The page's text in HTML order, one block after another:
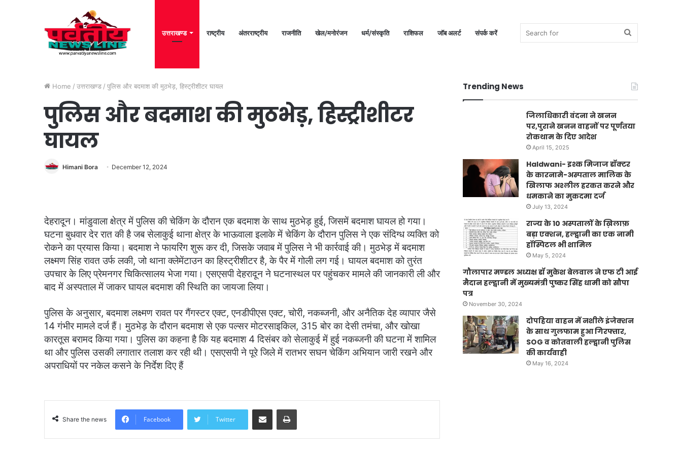
उत्तराखण्ड राष्ट्रीय अंतरराष्ट्रीय राजनीति खेल/मनोरंजन धर्म/संस्कृति राशिफल जॉब अलर्ट संपर्क करें
for
Home / उत्तराखण्ड / पुलिस और बदमाश की मुठभेड़, हिस्ट्रीशीटर घायल
पुलिस और बदमाश की मुठभेड़, हिस्ट्रीशीटर
घायल
Himani Bora December 12, 2024
देहरादून। मांडुवाला क्षेत्र में पुलिस की चेकिंग के दौरान एक बदमाश के साथ मुठभेड़ हुई, जिसमें बदमाश घायल हो गया।
घटना बुधवार देर रात की है जब सेलाकुई थाना क्षेत्र के भाऊवाला इलाके में चेकिंग के दौरान पुलिस ने एक संदिग्ध व्यक्ति को
रोकने का प्रयास किया। बदमाश ने फायरिंग शुरू कर दी, जिसके जवाब में पुलिस ने भी कार्रवाई की। मुठभेड़ में बदमाश
लक्ष्मण सिंह रावत उर्फ लकी, जो थाना क्लेमेंटाउन का हिस्ट्रीशीटर है, के पैर में गोली लग गई। घायल बदमाश को तुरंत
उपचार के लिए प्रेमनगर चिकित्सालय भेजा गया। एसएसपी देहरादून ने घटनास्थल पर पहुंचकर मामले की जानकारी ली और
बाद में अस्पताल में जाकर घायल बदमाश की स्थिति का जायजा लिया।
पुलिस के अनुसार, बदमाश लक्ष्मण रावत पर गैंगस्टर एक्ट, एनडीपीएस एक्ट, चोरी, नकब्जनी, और अनैतिक देह व्यापार जैसे
14 गंभीर मामले दर्ज हैं। मुठभेड़ के दौरान बदमाश से एक पल्सर मोटरसाइकिल, 315 बोर का देसी तमंचा, और खोखा
कारतूस बरामद किया गया। पुलिस का कहना है कि यह बदमाश 4 दिसंबर को सेलाकुई में हुई नकब्जनी की घटना में शामिल
था और पुलिस उसकी लगातार तलाश कर रही थी। एसएसपी ने पूरे जिले में रातभर सघन चेकिंग अभियान जारी रखने और
अपराधियों पर नकेल कसने के निर्देश दिए हैं
Share the news Facebook Twitter
Share via Email Print
Trending News
जिलाधिकारी वंदना ने खनन
पर,पुराने खनन वाहनों पर पूर्णतया
रोकथाम के दिए आदेश
April 15, 2025
Haldwani- इश्क मिजाज डॉक्टर
के कारनामे-अस्पताल मालिक के
खिलाफ अश्लील हरकत करने और
धमकाने का मुकदमा दर्ज
July 13, 2024
राज्य के 10 अस्पतालों के ख़िलाफ़
बड़ा एक्शन, हल्द्वानी का एक नामी
हॉस्पिटल भी शामिल
May 5, 2024
गौलापार मण्डल अध्यक्ष डॉ मुकेश बेलवाल ने एफ टी आई
मैदान हल्द्वानी में मुख्यमंत्री पुष्कर सिंह धामी को सौपा
पत्र
November 30, 2024
दोपहिया वाहन में नशीले इंजेक्शन
के साथ गुलफाम हुआ गिरफ्तार,
SOG व कोतवाली हल्द्वानी पुलिस
की कार्यवाही
May 16, 2024